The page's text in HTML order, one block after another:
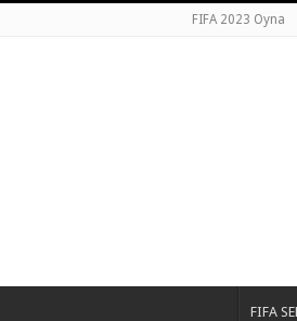
FIFA 2023 Oyna
FIFA